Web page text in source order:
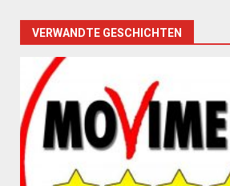
VERWANDTE GESCHICHTEN